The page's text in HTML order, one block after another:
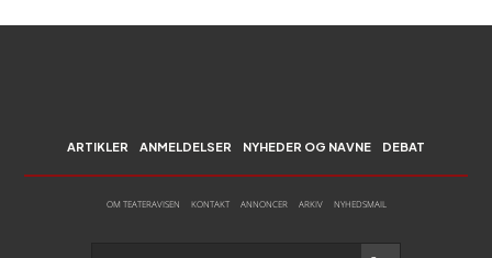
ARTIKLER ANMELDELSER NYHEDER OG NAVNE DEBAT
OM TEATERAVISEN KONTAKT ANNONCER ARKIV NYHEDSMAIL